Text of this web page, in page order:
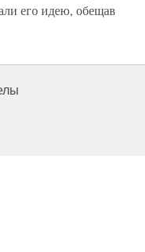
его идею, обещав